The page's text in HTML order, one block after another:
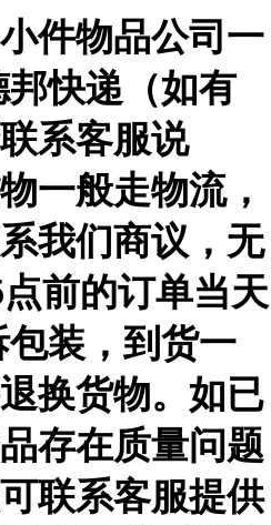
件物品公司一
快递（如有
系客服说
一般走物流，
我们商议，无
前的订单当天
装，到货一
换货物。如已
存在质量问题
联系客服提供